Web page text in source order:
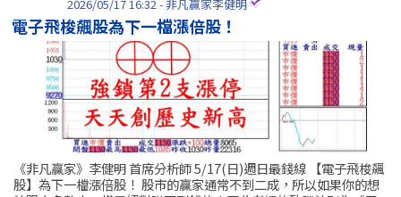
2026/05/17 16:32 - 非凡贏家李健明
電子飛梭飆股為下一檔漲倍股！
《非凡贏家》李健明 首席分析師 5/17(日)週日最錢線 【電子飛梭飆
股】為下一檔漲倍股！ 股市的贏家通常不到二成，所以如果你的想